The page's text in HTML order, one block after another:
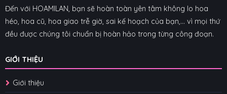
Đến với HOAMILAN, bạn sẽ hoàn toàn yên tâm không lo hoa
héo, hoa cũ, hoa giao trễ giờ, sai kế hoạch của bạn,... vì mọi thứ
đều được chúng tôi chuẩn bị hoàn hảo trong từng công đoạn.
GIỚI THIỆU
Giới thiệu